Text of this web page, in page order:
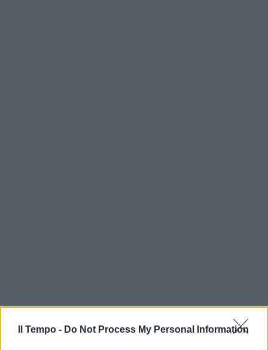
Il Tempo - Do Not Process My Personal Information
In evidenza